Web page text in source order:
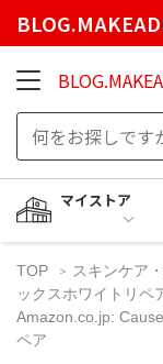
マイストア
TOP スキンケア
ックスホワイトリ
Amazon.co.jp:
ペア